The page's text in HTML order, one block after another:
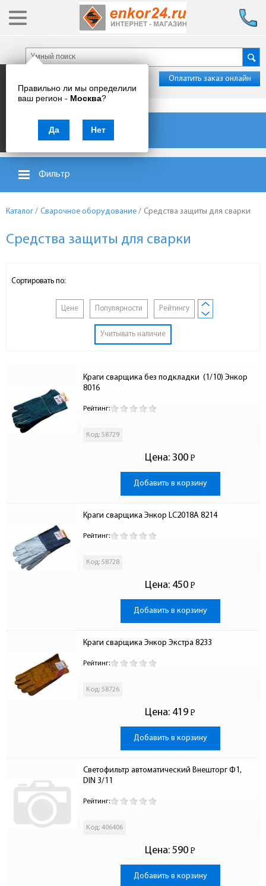
Правильно ли мы определили
ваш регион - Москва?
Да Нет
Оплатить заказ онлайн
Каталог товаров
Фильтр
Каталог / Сварочное оборудование / Средства защиты для сварки
Средства защиты для сварки
Сортировать по:
Цене Популярности Рейтингу
Учитывать наличие
Краги сварщика без подкладки  (1/10) Энкор
8016
Рейтинг:
Код: 58729
Цена: 300 Р
-
Добавить в корзину
Краги сварщика Энкор LС2018A 8214
Рейтинг:
Код: 58728
Цена: 450 Р
-
Добавить в корзину
Краги сварщика Энкор Экстра 8233
Рейтинг:
Код: 58726
Цена: 419 Р
-
Добавить в корзину
Светофильтр автоматический Внешторг Ф1,
DIN 3/11
Рейтинг:
Код: 406406
Цена: 590 Р
-
Добавить в корзину